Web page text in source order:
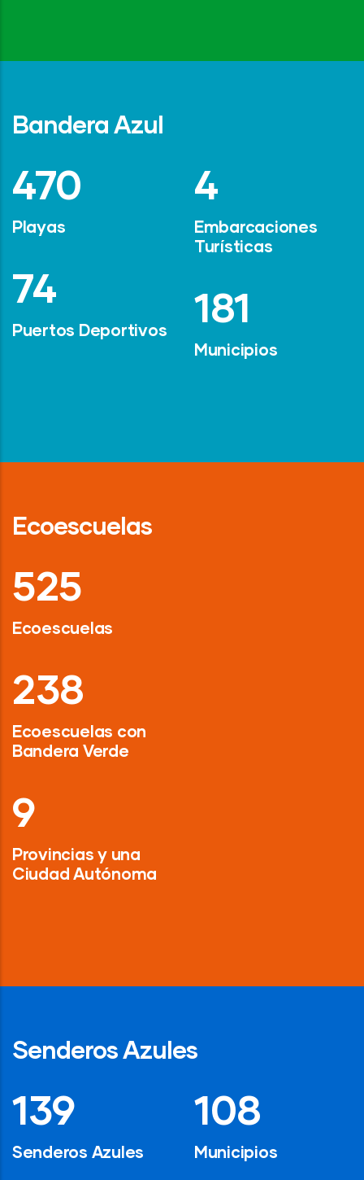
Bandera Azul
642
Playas
101
Puertos Deportivos
6
Embarcaciones
Turísticas
247
Municipios
Ecoescuelas
718
Ecoescuelas
326
Ecoescuelas con
Bandera Verde
13
Provincias y una
Ciudad Autónoma
Senderos Azules
194
Senderos Azules
154
Municipios